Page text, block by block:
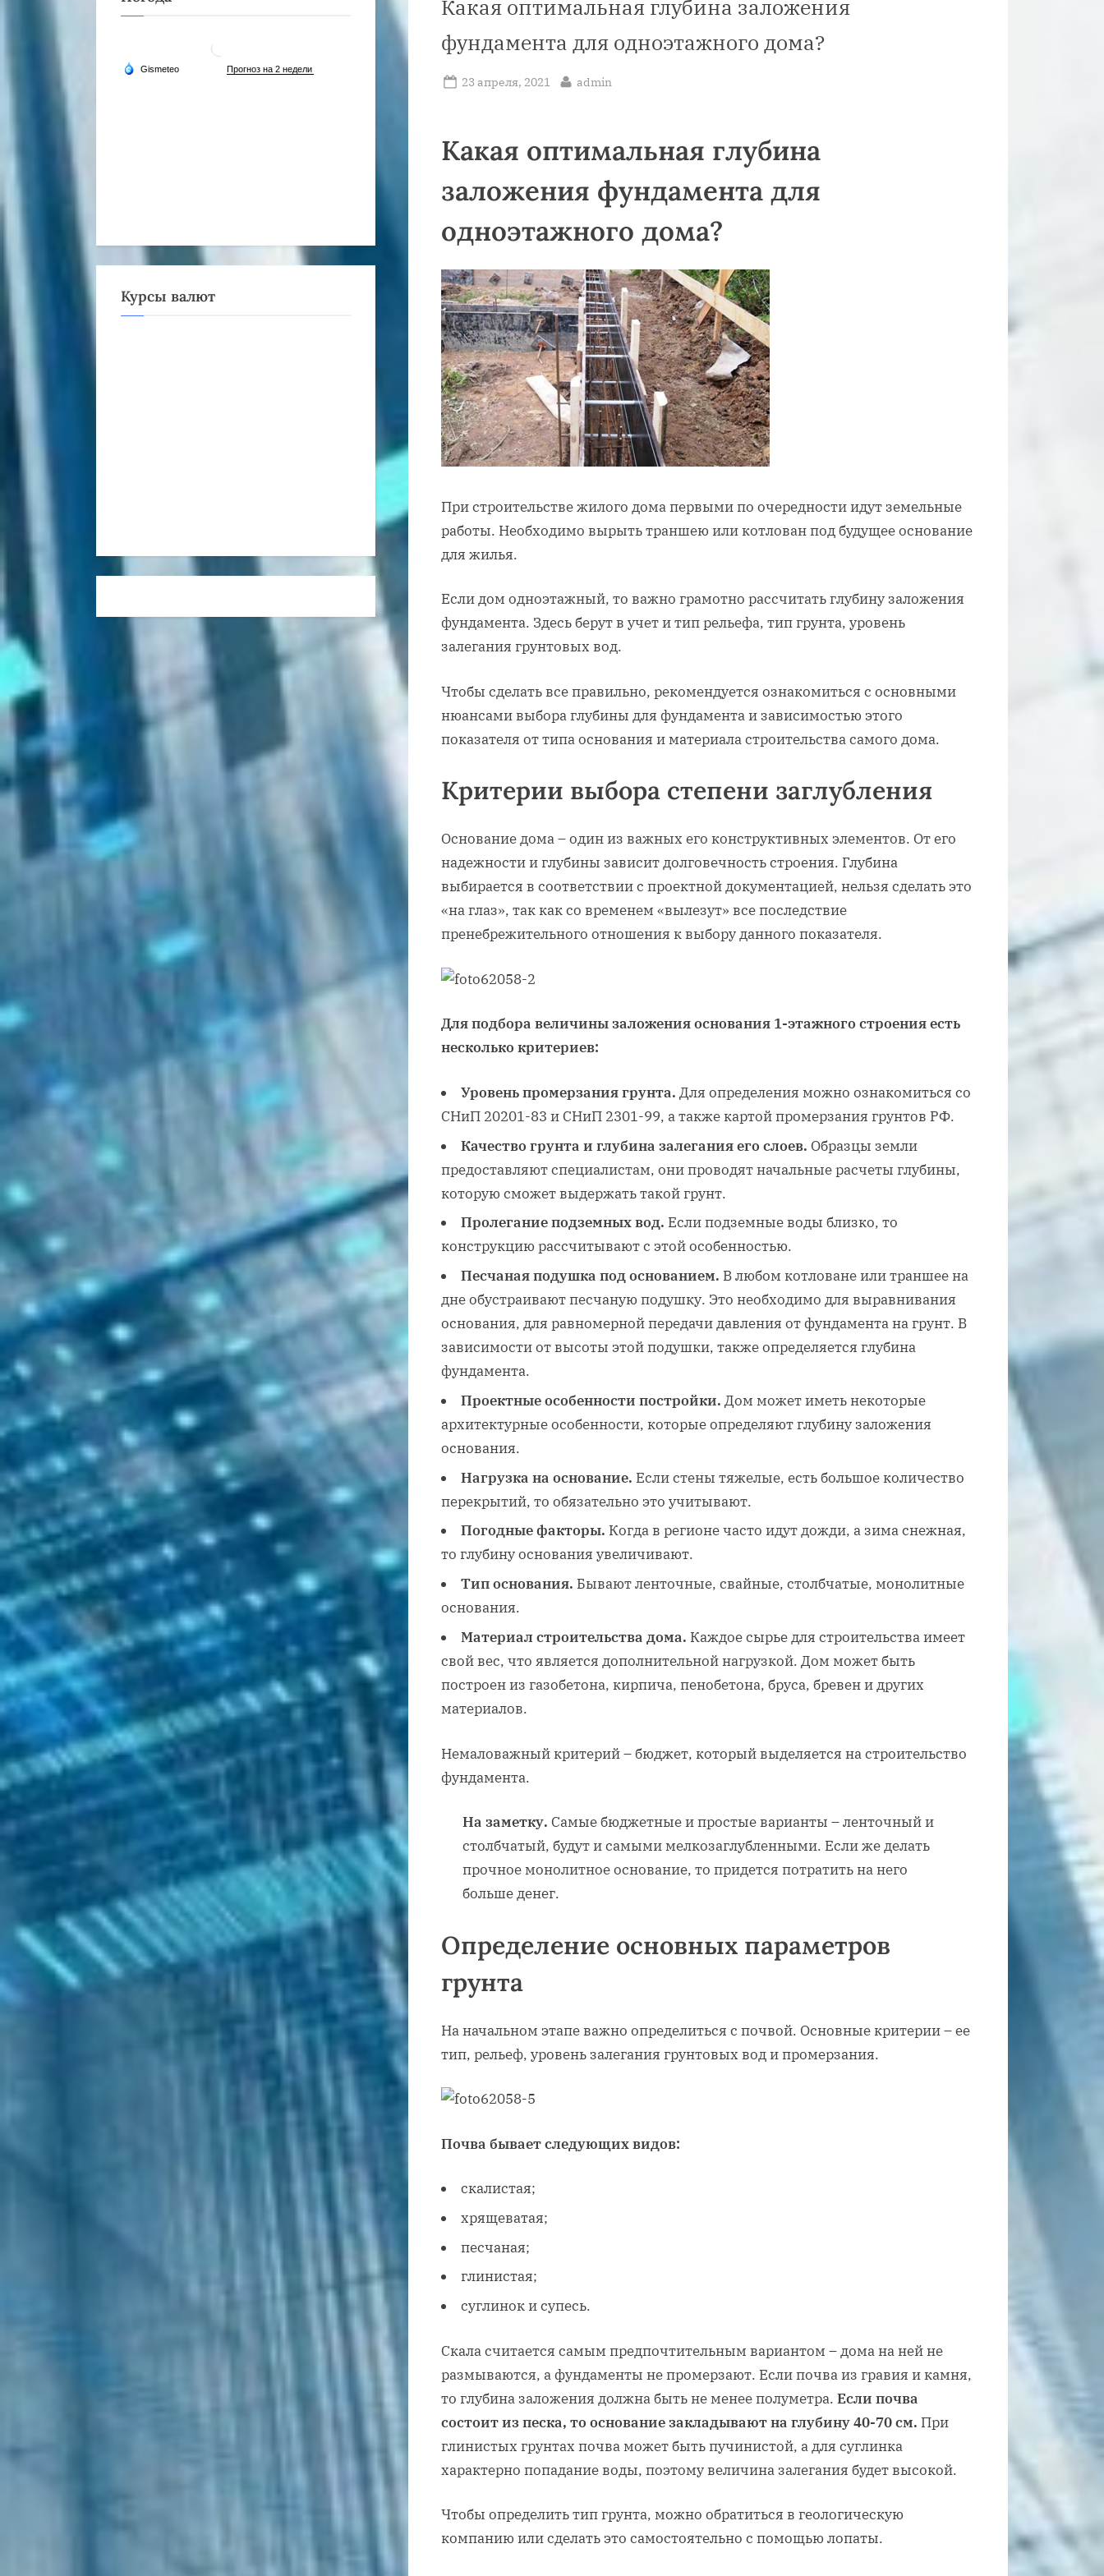
Какая оптимальная глубина заложения
фундамента для одноэтажного дома?
Posted
23 апреля, 2021 By
admin
Какая оптимальная глубина
заложения фундамента для
одноэтажного дома?
При строительстве жилого дома первыми по очередности идут земельные
работы. Необходимо вырыть траншею или котлован под будущее основание
для жилья.
Если дом одноэтажный, то важно грамотно рассчитать глубину заложения
фундамента. Здесь берут в учет и тип рельефа, тип грунта, уровень
залегания грунтовых вод.
Чтобы сделать все правильно, рекомендуется ознакомиться с основными
нюансами выбора глубины для фундамента и зависимостью этого
показателя от типа основания и материала строительства самого дома.
Критерии выбора степени заглубления
Основание дома – один из важных его конструктивных элементов. От его
надежности и глубины зависит долговечность строения. Глубина
выбирается в соответствии с проектной документацией, нельзя сделать это
«на глаз», так как со временем «вылезут» все последствие
пренебрежительного отношения к выбору данного показателя.
Для подбора величины заложения основания 1-этажного строения есть
несколько критериев:
Уровень промерзания грунта. Для определения можно ознакомиться со
СНиП 20201-83 и СНиП 2301-99, а также картой промерзания грунтов РФ.
Качество грунта и глубина залегания его слоев. Образцы земли
предоставляют специалистам, они проводят начальные расчеты глубины,
которую сможет выдержать такой грунт.
Пролегание подземных вод. Если подземные воды близко, то
конструкцию рассчитывают с этой особенностью.
Песчаная подушка под основанием. В любом котловане или траншее на
дне обустраивают песчаную подушку. Это необходимо для выравнивания
основания, для равномерной передачи давления от фундамента на грунт. В
зависимости от высоты этой подушки, также определяется глубина
фундамента.
Проектные особенности постройки. Дом может иметь некоторые
архитектурные особенности, которые определяют глубину заложения
основания.
Нагрузка на основание. Если стены тяжелые, есть большое количество
перекрытий, то обязательно это учитывают.
Погодные факторы. Когда в регионе часто идут дожди, а зима снежная,
то глубину основания увеличивают.
Тип основания. Бывают ленточные, свайные, столбчатые, монолитные
основания.
Материал строительства дома. Каждое сырье для строительства имеет
свой вес, что является дополнительной нагрузкой. Дом может быть
построен из газобетона, кирпича, пенобетона, бруса, бревен и других
материалов.
Немаловажный критерий – бюджет, который выделяется на строительство
фундамента.
На заметку. Самые бюджетные и простые варианты – ленточный и
столбчатый, будут и самыми мелкозаглубленными. Если же делать
прочное монолитное основание, то придется потратить на него
больше денег.
Определение основных параметров
грунта
На начальном этапе важно определиться с почвой. Основные критерии – ее
тип, рельеф, уровень залегания грунтовых вод и промерзания.
Почва бывает следующих видов:
скалистая;
хрящеватая;
песчаная;
глинистая;
суглинок и супесь.
Скала считается самым предпочтительным вариантом – дома на ней не
размываются, а фундаменты не промерзают. Если почва из гравия и камня,
то глубина заложения должна быть не менее полуметра. Если почва
состоит из песка, то основание закладывают на глубину 40-70 см. При
глинистых грунтах почва может быть пучинистой, а для суглинка
характерно попадание воды, поэтому величина залегания будет высокой.
Чтобы определить тип грунта, можно обратиться в геологическую
компанию или сделать это самостоятельно с помощью лопаты.
Курсы валют